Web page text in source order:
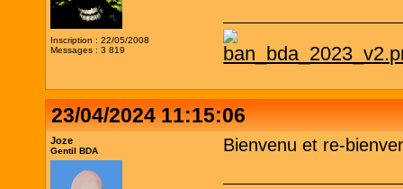
Inscription : 22/05/2008
Messages : 3 819
23/04/2024 11:15:06
Joze
Gentil BDA Bienvenu et re-